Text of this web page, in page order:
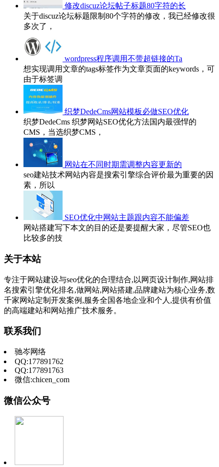
修改discuz论坛帖子标题80字符的长
关于discuz论坛标题限制80个字符的修改，我已经修改很
多次了，
wordpress程序调用不带超链接的Ta
想实现调用文章的tags标签作为文章页面的keywords，可
由于标签调
织梦DedeCms网站模板必做SEO优化
织梦DedeCms 织梦网站SEO优化方法国内最强悍的
CMS，当选织梦CMS，
网站在不同时期需调整内容更新的
seo建站技术网站内容是搜索引擎综合评价最为重要的因
素，所以
SEO优化中网站主题跟内容不能偏差
网站搭建写下本文的目的还是要提醒大家，尽管SEO也
比较多的技
关于本站
专注于网站建设与seo优化的合理结合,以网页设计制作,网站排
名搜索引擎优化排名,做网站,网站搭建,品牌建站为核心业务,数
千家网站定制开发案例,服务全国各地企业和个人,提供有价值
的高端建站和网站推广技术服务。
联系我们
驰岑网络
QQ:177891762
QQ:177891763
微信:chicen_com
微信公众号